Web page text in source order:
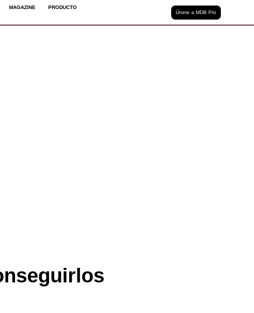
MAGAZINE
PRODUCTO
Únete a MDB Pro